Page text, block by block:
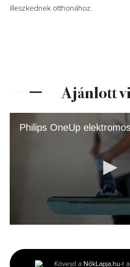
illeszkednek otthonához.
Ajánlott
Philips OneUp
30
seconds
Kövesd a NőkLapja.hu-t